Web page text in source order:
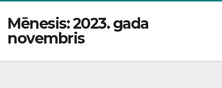
Mēnesis:2023. gada
novembris